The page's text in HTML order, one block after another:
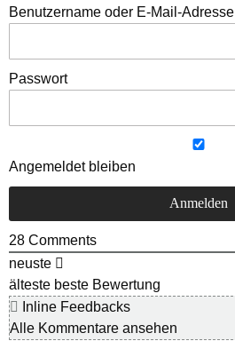
Benutzername oder E-Mail-Adresse
Passwort
Angemeldet bleiben
28 Comments
neuste
älteste beste Bewertung
Inline Feedbacks
Alle Kommentare ansehen